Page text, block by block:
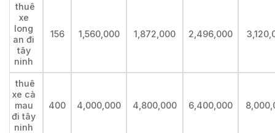
thuê
xe
long
an đi
tây
ninh
156 1,560,000 1,872,000 2,496,000
thuê
xe cà
mau
đi tây
ninh
400 4,000,000 4,800,000 6,400,000